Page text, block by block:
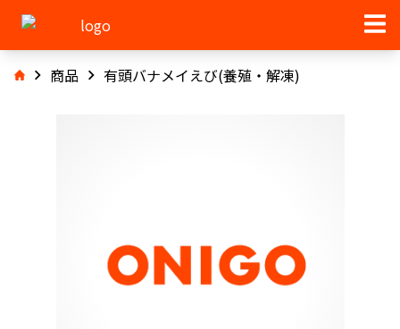
商品 有頭バナメイえび(養殖・解凍)